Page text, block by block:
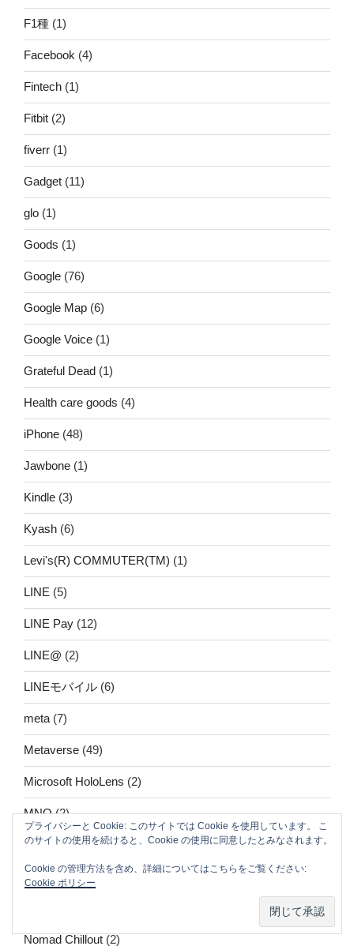
F1種 (1)
Facebook (4)
Fintech (1)
Fitbit (2)
fiverr (1)
Gadget (11)
glo (1)
Goods (1)
Google (76)
Google Map (6)
Google Voice (1)
Grateful Dead (1)
Health care goods (4)
iPhone (48)
Jawbone (1)
Kindle (3)
Kyash (6)
Levi's(R) COMMUTER(TM) (1)
LINE (5)
LINE Pay (12)
LINE@ (2)
LINEモバイル (6)
meta (7)
Metaverse (49)
Microsoft HoloLens (2)
MNO(2)
MVNO(2)
NFT(11)
Nomad Chillout (2)
プライバシーと Cookie: このサイトでは Cookie を使用しています。 こ
のサイトの使用を続けると、Cookie の使用に同意したとみなされます。
Cookie の管理方法を含め、詳細についてはこちらをご覧ください:
Cookie ポリシー